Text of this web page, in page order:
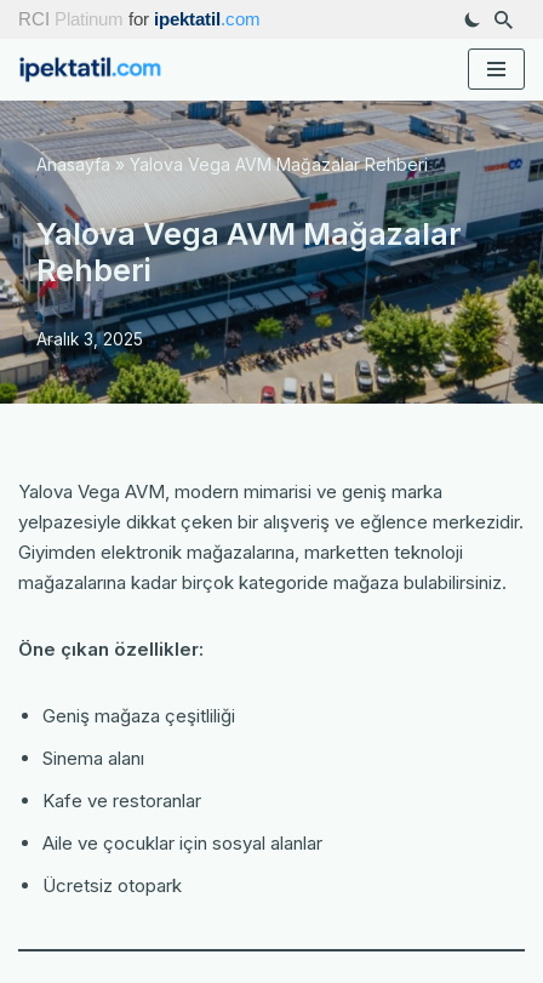
İçeriğe
geç
RCI Platinum for ipektatil.com
Anasayfa » Yalova Vega AVM Mağazalar Rehberi
Yalova Vega AVM Mağazalar
Rehberi
Aralık 3, 2025
Yalova Vega AVM, modern mimarisi ve geniş marka
yelpazesiyle dikkat çeken bir alışveriş ve eğlence merkezidir.
Giyimden elektronik mağazalarına, marketten teknoloji
mağazalarına kadar birçok kategoride mağaza bulabilirsiniz.
Öne çıkan özellikler:
Geniş mağaza çeşitliliği
Sinema alanı
Kafe ve restoranlar
Aile ve çocuklar için sosyal alanlar
Ücretsiz otopark